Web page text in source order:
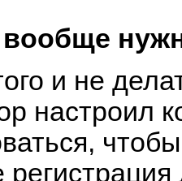
и не
настроил